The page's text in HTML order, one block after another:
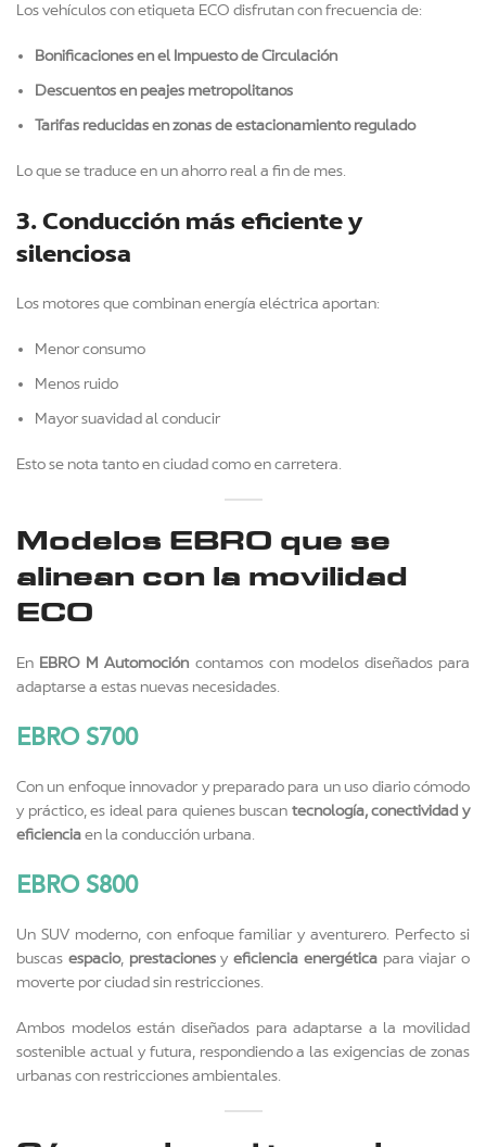
Los vehículos con etiqueta ECO disfrutan con frecuencia de:
Bonificaciones en el Impuesto de Circulación
Descuentos en peajes metropolitanos
Tarifas reducidas en zonas de estacionamiento regulado
Lo que se traduce en un ahorro real a fin de mes.
3. Conducción más eficiente y
silenciosa
Los motores que combinan energía eléctrica aportan:
Menor consumo
Menos ruido
Mayor suavidad al conducir
Esto se nota tanto en ciudad como en carretera.
Modelos EBRO que se
alinean con la movilidad
ECO
En EBRO M Automoción contamos con modelos diseñados para
adaptarse a estas nuevas necesidades.
EBRO S700
Con un enfoque innovador y preparado para un uso diario cómodo
y práctico, es ideal para quienes buscan tecnología, conectividad y
eficienciaen la conducción urbana.
EBRO S800
Un SUV moderno, con enfoque familiar y aventurero. Perfecto si
buscas espacio, prestacionesy eficiencia energéticapara viajar o
moverte por ciudad sin restricciones.
Ambos modelos están diseñados para adaptarse a la movilidad
sostenible actual y futura, respondiendo a las exigencias de zonas
urbanas con restricciones ambientales.